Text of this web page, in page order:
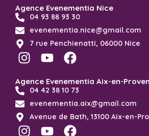
Agence Evenementia Nice
04 93 88 93 30
evenementia.nice@gmail.com
7 rue Penchienatti, 06000 Nice
Agence Evenementia Aix-en-
04 42 38 10 73
evenementia.aix@gmail.com
Avenue de Bath, 13100 Aix-en-